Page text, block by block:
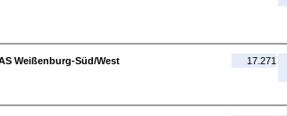
Weißenburg-Süd/West
17.271